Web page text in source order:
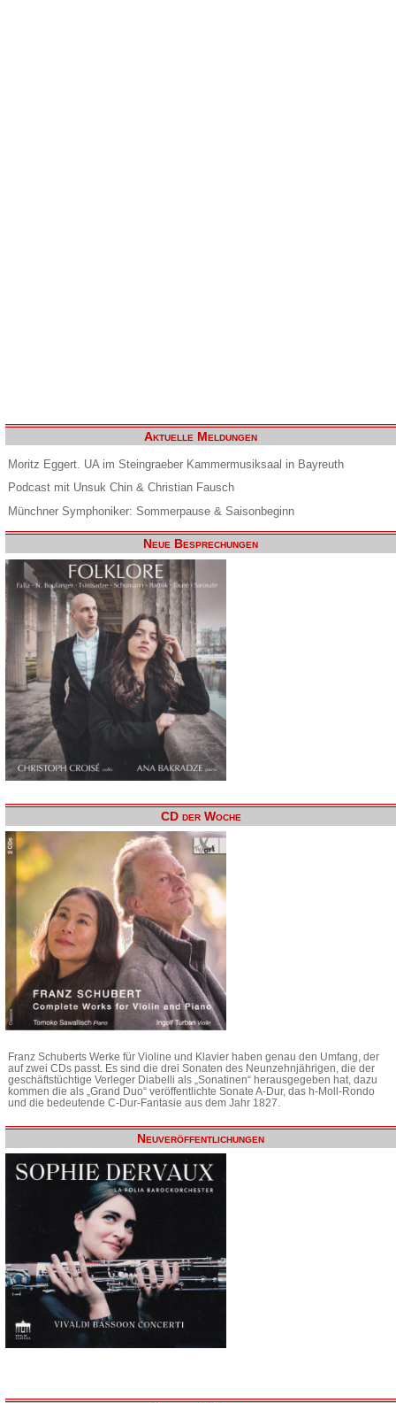
Aktuelle Meldungen
Moritz Eggert. UA im Steingraeber Kammermusiksaal in Bayreuth
Podcast mit Unsuk Chin & Christian Fausch
Münchner Symphoniker: Sommerpause & Saisonbeginn
Neue Besprechungen
CD der Woche
Franz Schuberts Werke für Violine und Klavier haben genau den Umfang, der
auf zwei CDs passt. Es sind die drei Sonaten des Neunzehnjährigen, die der
geschäftstüchtige Verleger Diabelli als „Sonatinen“ herausgegeben hat, dazu
kommen die als „Grand Duo“ veröffentlichte Sonate A-Dur, das h-Moll-Rondo
und die bedeutende C-Dur-Fantasie aus dem Jahr 1827.
Neuveröffentlichungen